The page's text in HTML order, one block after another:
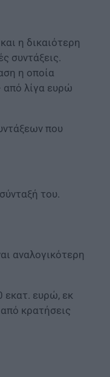
η δικαιότερη
συντάξεις.
η οποία
από λίγα ευρώ
που
του.
αναλογικότερη
εκατ. ευρώ, εκ
κρατήσεις